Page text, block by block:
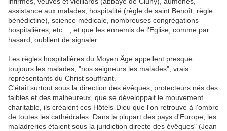
assistance aux malades, hospitalité (règle de saint Benoît, règle
bénédictine), science médicale, nombreuses congrégations
hospitalières, etc…, et que les ennemis de l'Eglise, comme par
hasard, oublient de signaler…
Les règles hospitalières du Moyen Âge appellent presque
toujours les malades, "nos seigneurs les malades", vrais
représentants du Christ souffrant.
C'était surtout sous la direction des évêques, protecteurs nés des
faibles et des malheureux, que se développait le mouvement
charitable, ils créaient ces Hôtels-Dieu que l'on retrouve à l'ombre
de toutes les cathédrales. Dans la plupart des pays d'Europe, les
maladreries étaient sous la juridiction directe des évêques" (Jean